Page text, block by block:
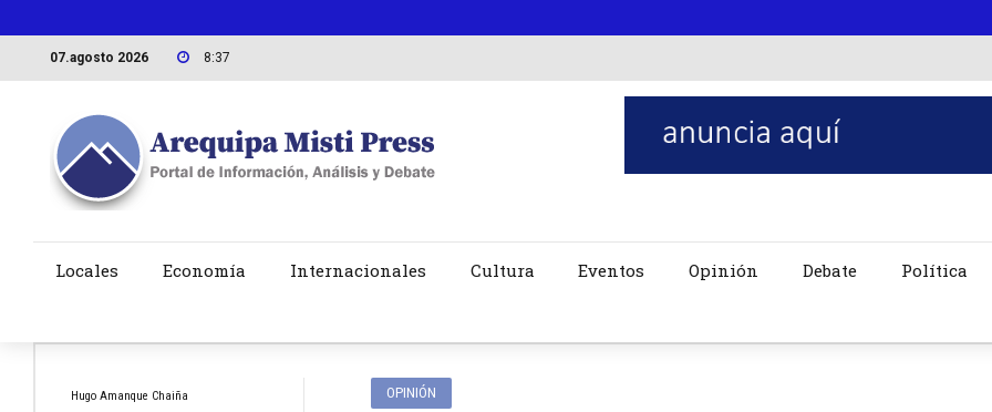
07.agosto 2026 8:37
Locales Economía Internacionales Cultura Eventos Opinión Debate Política
Hugo Amanque Chaiña OPINIÓN